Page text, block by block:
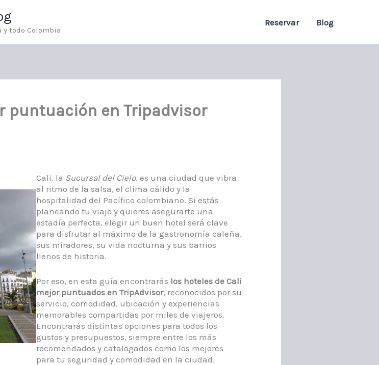
todo Colombia
Reservar Blog
puntuación en Tripadvisor
Cali, la Sucursal del Cielo, es una ciudad que vibra
al ritmo de la salsa, el clima cálido y la
hospitalidad del Pacífico colombiano. Si estás
planeando tu viaje y quieres asegurarte una
estadía perfecta, elegir un buen hotel será clave
para disfrutar al máximo de la gastronomía caleña,
sus miradores, su vida nocturna y sus barrios
llenos de historia.
Por eso, en esta guía encontrarás los hoteles de Cali
mejor puntuados en TripAdvisor, reconocidos por su
servicio, comodidad, ubicación y experiencias
memorables compartidas por miles de viajeros.
Encontrarás distintas opciones para todos los
gustos y presupuestos, siempre entre los más
recomendados y catalogados como los mejores
para tu seguridad y comodidad en la ciudad.